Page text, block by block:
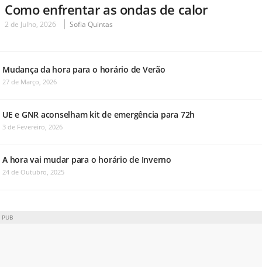
Como enfrentar as ondas de calor
2 de Julho, 2026 Sofia Quintas
Mudança da hora para o horário de Verão
27 de Março, 2026
UE e GNR aconselham kit de emergência para 72h
3 de Fevereiro, 2026
A hora vai mudar para o horário de Inverno
24 de Outubro, 2025
PUB